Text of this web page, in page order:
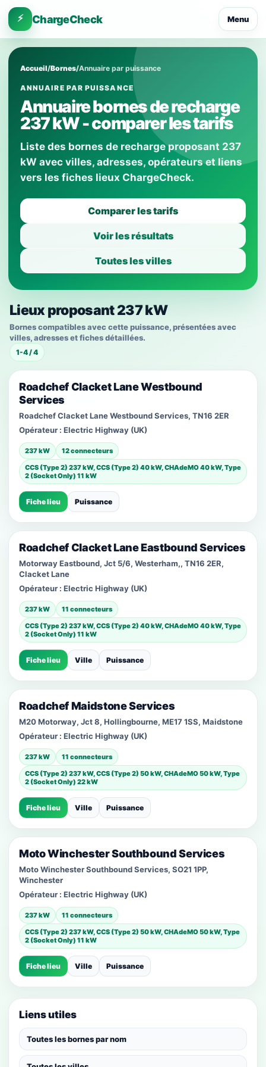
⚡ ChargeCheck Menu
Accueil/Bornes/Annuaire par puissance
ANNUAIRE PAR PUISSANCE
Annuaire bornes de recharge
237 kW - comparer les tarifs
Liste des bornes de recharge proposant 237
kW avec villes, adresses, opérateurs et liens
vers les fiches lieux ChargeCheck.
Comparer les tarifs
Voir les résultats
Toutes les villes
Lieux proposant 237 kW
Bornes compatibles avec cette puissance, présentées avec
villes, adresses et fiches détaillées.
1-4 / 4
Roadchef Clacket Lane Westbound
Services
Roadchef Clacket Lane Westbound Services, TN16 2ER
Opérateur : Electric Highway (UK)
237 kW
12 connecteurs
CCS (Type 2) 237 kW, CCS (Type 2) 40 kW, CHAdeMO 40 kW, Type
2 (Socket Only) 11 kW
Fiche lieu Puissance
Roadchef Clacket Lane Eastbound Services
Motorway Eastbound, Jct 5/6, Westerham,, TN16 2ER,
Clacket Lane
Opérateur : Electric Highway (UK)
237 kW
11 connecteurs
CCS (Type 2) 237 kW, CCS (Type 2) 40 kW, CHAdeMO 40 kW, Type
2 (Socket Only) 11 kW
Fiche lieu Ville Puissance
Roadchef Maidstone Services
M20 Motorway, Jct 8, Hollingbourne, ME17 1SS, Maidstone
Opérateur : Electric Highway (UK)
237 kW
11 connecteurs
CCS (Type 2) 237 kW, CCS (Type 2) 50 kW, CHAdeMO 50 kW, Type
2 (Socket Only) 22 kW
Fiche lieu Ville Puissance
Moto Winchester Southbound Services
Moto Winchester Southbound Services, SO21 1PP,
Winchester
Opérateur : Electric Highway (UK)
237 kW
11 connecteurs
CCS (Type 2) 237 kW, CCS (Type 2) 50 kW, CHAdeMO 50 kW, Type
2 (Socket Only) 11 kW
Fiche lieu Ville Puissance
Liens utiles
Toutes les bornes par nom